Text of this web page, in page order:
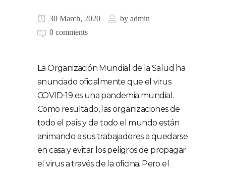
30 March, 2020 by admin
0 comments
La Organización Mundial de la Salud ha
anunciado oficialmente que el virus
COVID-19 es una pandemia mundial.
Como resultado, las organizaciones de
todo el país y de todo el mundo están
animando a sus trabajadores a quedarse
en casa y evitar los peligros de propagar
el virus a través de la oficina. Pero el